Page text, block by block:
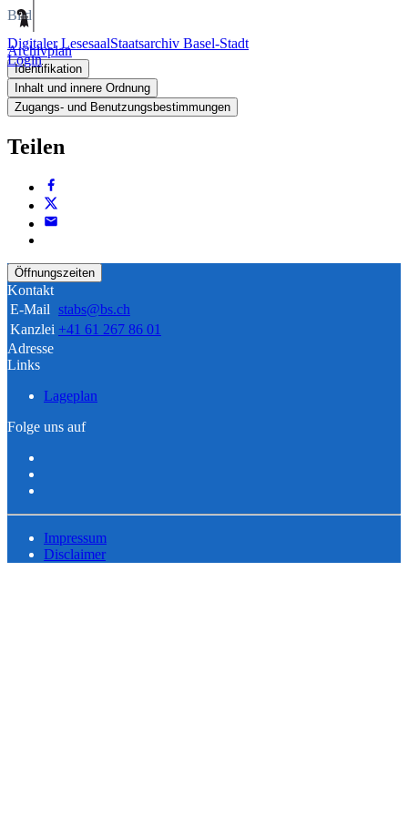
Digitaler LesesaalStaatsarchiv Basel-Stadt
Login
Bild
Archivplan
Identifikation
Inhalt und innere Ordnung
Zugangs- und Benutzungsbestimmungen
Teilen
Öffnungszeiten
Kontakt
E-Mail stabs@bs.ch
Kanzlei +41 61 267 86 01
Adresse
Links
Lageplan
Folge uns auf
Impressum
Disclaimer